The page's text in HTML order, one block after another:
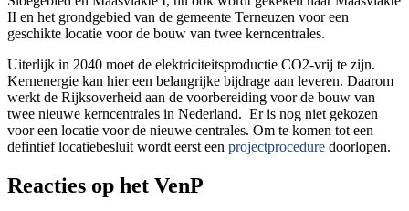
II en het grondgebied van de gemeente Terneuzen voor een
geschikte locatie voor de bouw van twee kerncentrales.
Uiterlijk in 2040 moet de elektriciteitsproductie CO2-vrij te zijn.
Kernenergie kan hier een belangrijke bijdrage aan leveren. Daarom
werkt de Rijksoverheid aan de voorbereiding voor de bouw van
twee nieuwe kerncentrales in Nederland. Er is nog niet gekozen
voor een locatie voor de nieuwe centrales. Om te komen tot een
defintief locatiebesluit wordt eerst een projectprocedure doorlopen.
Reacties op het VenP